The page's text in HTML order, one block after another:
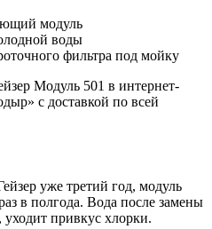
модуль
воды
фильтра под мойку
Модуль 501 в интернет-
с доставкой по всей
уже третий год, модуль
в полгода. Вода после замены
уходит привкус хлорки.